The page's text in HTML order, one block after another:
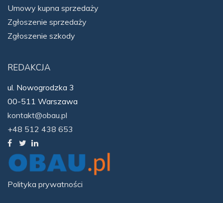
Umowy kupna sprzedaży
Zgłoszenie sprzedaży
Zgłoszenie szkody
REDAKCJA
ul. Nowogrodzka 3
00-511 Warszawa
kontakt@obau.pl
+48 512 438 653
Polityka prywatności